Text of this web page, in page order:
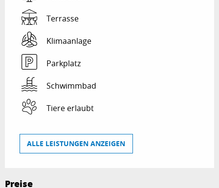
Terrasse
Klimaanlage
Parkplatz
Schwimmbad
Tiere erlaubt
ALLE LEISTUNGEN ANZEIGEN
Preise